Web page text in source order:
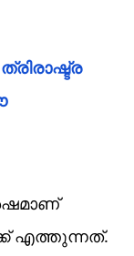
എത്തുന്നത്.